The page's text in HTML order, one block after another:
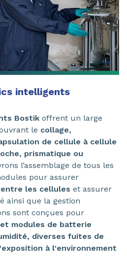
intelligents
Bostik offrent un large
le collage,
de cellule à cellule
prismatique ou
l’assemblage de tous les
pour assurer
les cellules et assurer
ainsi que la gestion
sont conçues pour
modules de batterie
diverses fuites de
à l'environnement